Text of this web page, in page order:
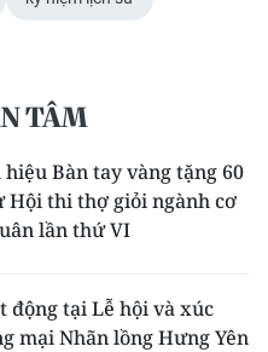
TÂM
Bàn tay vàng tặng 60
Hội thi thợ giỏi ngành cơ
lần thứ VI
động tại Lễ hội và xúc
mại Nhãn lồng Hưng Yên